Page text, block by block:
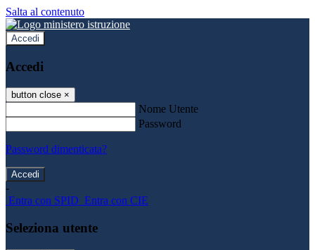
Salta al contenuto
Accedi
Accedi
button close ×
Nome Utente
Password
Password dimenticata?
-
Entra con SPID Entra con CIE
Seleziona utente